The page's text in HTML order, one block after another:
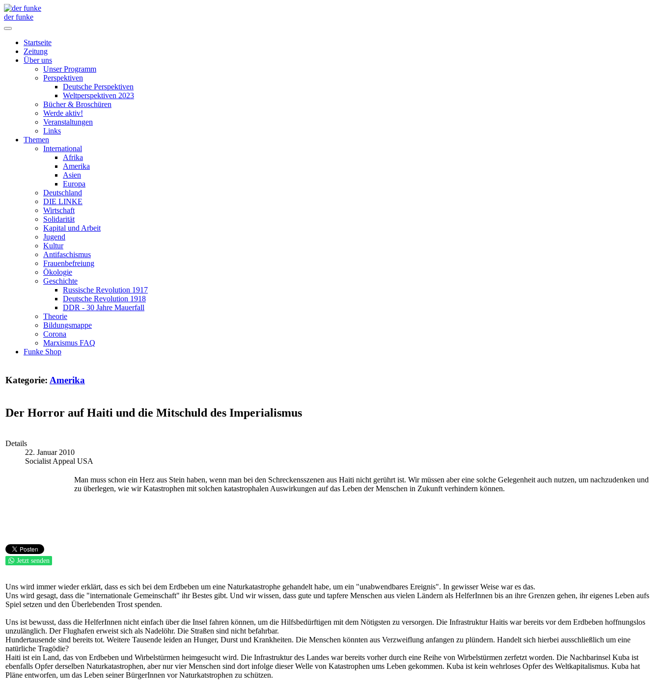
der funke
Startseite
Zeitung
Über uns
Unser Programm
Perspektiven
Deutsche Perspektiven
Weltperspektiven 2023
Bücher & Broschüren
Werde aktiv!
Veranstaltungen
Links
Themen
International
Afrika
Amerika
Asien
Europa
Deutschland
DIE LINKE
Wirtschaft
Solidarität
Kapital und Arbeit
Jugend
Kultur
Antifaschismus
Frauenbefreiung
Ökologie
Geschichte
Russische Revolution 1917
Deutsche Revolution 1918
DDR - 30 Jahre Mauerfall
Theorie
Bildungsmappe
Corona
Marxismus FAQ
Funke Shop
Kategorie: Amerika
Der Horror auf Haiti und die Mitschuld des Imperialismus
Details
22. Januar 2010
Socialist Appeal USA
Man muss schon ein Herz aus Stein haben, wenn man bei den Schreckensszenen aus Haiti nicht gerührt ist. Wir müssen aber eine solche Gelegenheit auch nutzen, um nachzudenken und
zu überlegen, wie wir Katastrophen mit solchen katastrophalen Auswirkungen auf das Leben der Menschen in Zukunft verhindern können.
Jetzt senden
Uns wird immer wieder erklärt, dass es sich bei dem Erdbeben um eine Naturkatastrophe gehandelt habe, um ein "unabwendbares Ereignis". In gewisser Weise war es das.
Uns wird gesagt, dass die "internationale Gemeinschaft" ihr Bestes gibt. Und wir wissen, dass gute und tapfere Menschen aus vielen Ländern als HelferInnen bis an ihre Grenzen gehen, ihr eigenes Leben aufs
Spiel setzen und den Überlebenden Trost spenden.
Uns ist bewusst, dass die HelferInnen nicht einfach über die Insel fahren können, um die Hilfsbedürftigen mit dem Nötigsten zu versorgen. Die Infrastruktur Haitis war bereits vor dem Erdbeben hoffnungslos
unzulänglich. Der Flughafen erweist sich als Nadelöhr. Die Straßen sind nicht befahrbar.
Hundertausende sind bereits tot. Weitere Tausende leiden an Hunger, Durst und Krankheiten. Die Menschen könnten aus Verzweiflung anfangen zu plündern. Handelt sich hierbei ausschließlich um eine
natürliche Tragödie?
Haiti ist ein Land, das von Erdbeben und Wirbelstürmen heimgesucht wird. Die Infrastruktur des Landes war bereits vorher durch eine Reihe von Wirbelstürmen zerfetzt worden. Die Nachbarinsel Kuba ist
ebenfalls Opfer derselben Naturkatastrophen, aber nur vier Menschen sind dort infolge dieser Welle von Katastrophen ums Leben gekommen. Kuba ist kein wehrloses Opfer des Weltkapitalismus. Kuba hat
Pläne entworfen, um das Leben seiner BürgerInnen vor Naturkatstrophen zu schützen.